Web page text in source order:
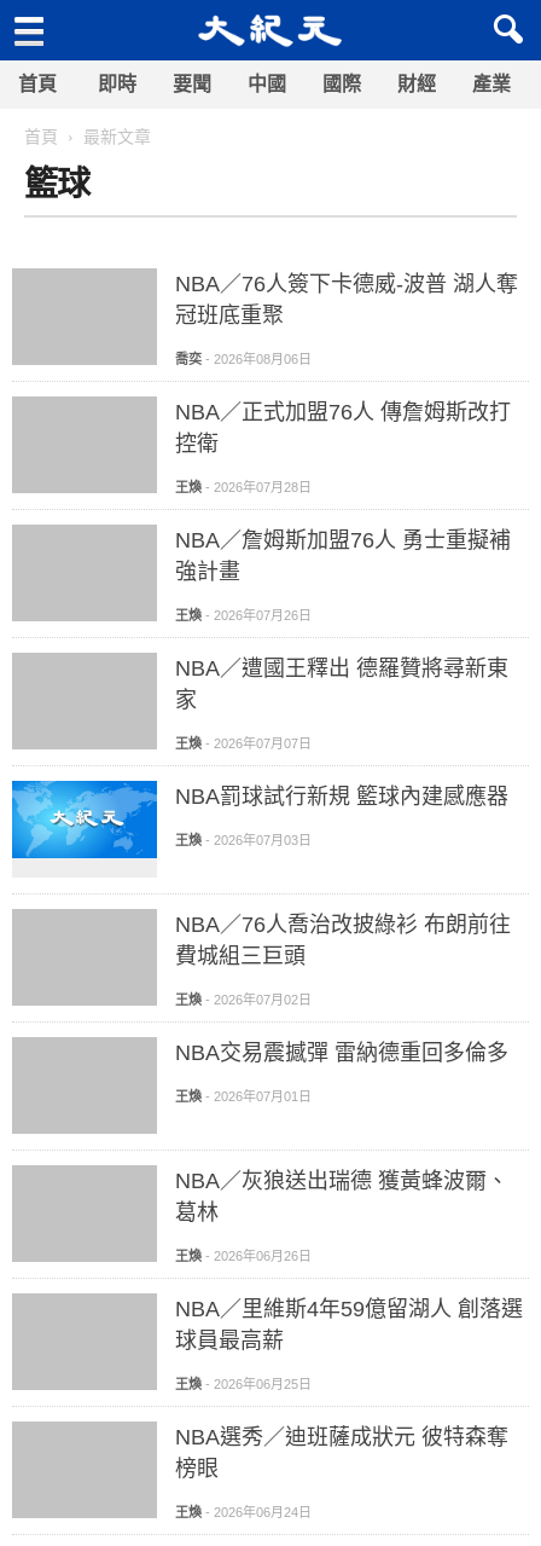
首頁 即時 要聞 中國 國際 財經 產業
首頁 最新文章
籃球
NBA／76人簽下卡德威-波普 湖人奪
冠班底重聚
喬奕 - 2026年08月06日
NBA／正式加盟76人 傳詹姆斯改打
控衛
王煥 - 2026年07月28日
NBA／詹姆斯加盟76人 勇士重擬補
強計畫
王煥 - 2026年07月26日
NBA／遭國王釋出 德羅贊將尋新東
家
王煥 - 2026年07月07日
NBA罰球試行新規 籃球內建感應器
王煥 - 2026年07月03日
NBA／76人喬治改披綠衫 布朗前往
費城組三巨頭
王煥 - 2026年07月02日
NBA交易震撼彈 雷納德重回多倫多
王煥 - 2026年07月01日
NBA／灰狼送出瑞德 獲黃蜂波爾、
葛林
王煥 - 2026年06月26日
NBA／里維斯4年59億留湖人 創落選
球員最高薪
王煥 - 2026年06月25日
NBA選秀／迪班薩成狀元 彼特森奪
榜眼
王煥 - 2026年06月24日